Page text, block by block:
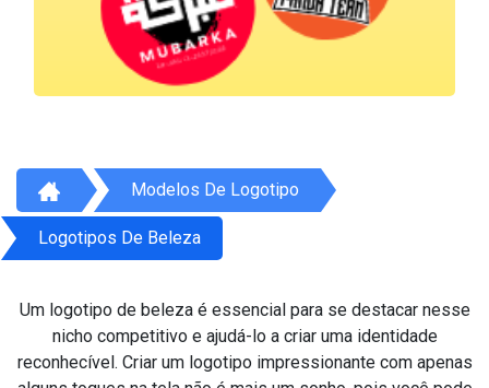
Modelos De Logotipo
Logotipos De Beleza
Um logotipo de beleza é essencial para se destacar nesse
nicho competitivo e ajudá-lo a criar uma identidade
reconhecível. Criar um logotipo impressionante com apenas